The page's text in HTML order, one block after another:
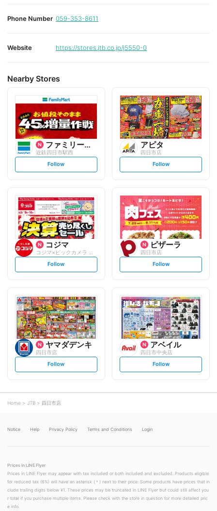
Phone Number 059-353-8611
Website https://stores.jtb.co.jp/j5550-0
Nearby Stores
ファミリーマート
近鉄四日市駅西
s
t
l
o
w
Follow
アピタ
四日市店
s
t
l
o
w
Follow
コジマ
s
t
l
o
w
Follow
ピザーラ
四日市店
s
t
l
o
w
Follow
ヤマダデンキ
四日市店
s
t
o
w
Follow
アベイル
四日市中央店
s
t
Follow
Home JTB 四日市店
Notice Help Privacy Policy Terms and Conditions Login
Prices in LINE Flyer
Prices in LINE Flyer may appear with tax included or both included and excluded. Products eligible
for reduced tax (8%) will have an asterisk (＊) next to their price. Some products have prices that in
clude trailing digits below ¥1. These prices may be truncated in LINE Flyer but could still affect you
r total if you purchase multiple items. Please check with the store in question for more detailed pric
e info.